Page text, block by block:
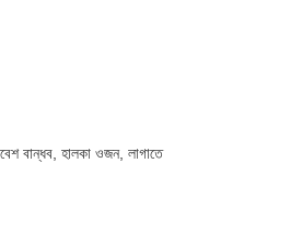
বান্ধব, হালকা ওজন, লাগাতে